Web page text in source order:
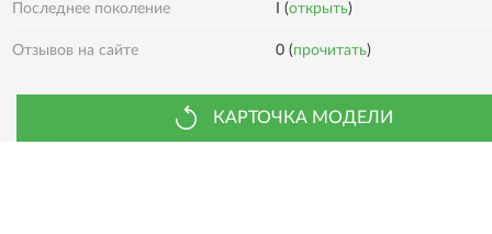
Последнее поколение I (открыть)
Отзывов на сайте 0 (прочитать)
КАРТОЧКА МОДЕЛИ